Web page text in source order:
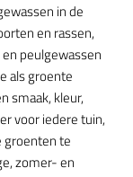
in de
en rassen,
peulgewassen
als groente
smaak, kleur,
voor iedere tuin,
groenten te
zomer- en